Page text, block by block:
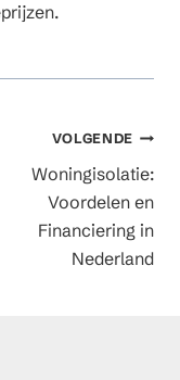
VOLGENDE
Woningisolatie:
Voordelen en
Financiering in
Nederland